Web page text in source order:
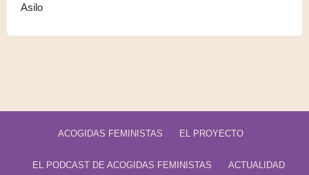
Asilo
ACOGIDAS FEMINISTAS EL PROYECTO
EL PODCAST DE ACOGIDAS FEMINISTAS ACTUALIDAD